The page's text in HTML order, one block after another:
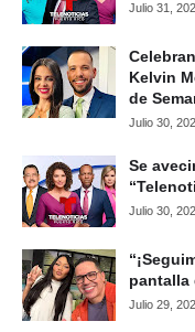
Julio 31,
Kelvin
de
Julio 30,
Se
Julio 30,
pantalla
Julio 29,